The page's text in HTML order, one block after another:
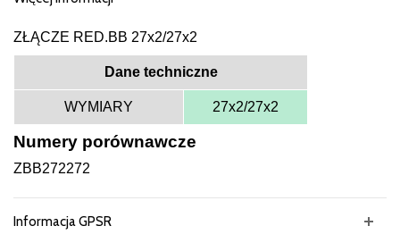
ZŁĄCZE RED.BB 27x2/27x2
Dane techniczne
WYMIARY 27x2/27x2
Numery porównawcze
ZBB272272
Informacja GPSR